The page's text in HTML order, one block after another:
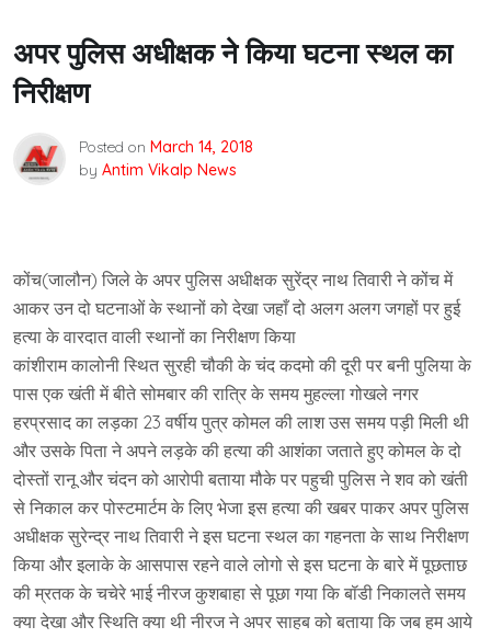
अपर पुलिस अधीक्षक ने किया घटना स्थल का
निरीक्षण
Posted on March 14, 2018
by Antim Vikalp News
कोंच(जालौन) जिले के अपर पुलिस अधीक्षक सुरेंद्र नाथ तिवारी ने कोंच में
आकर उन दो घटनाओं के स्थानों को देखा जहाँ दो अलग अलग जगहों पर हुई
हत्या के वारदात वाली स्थानों का निरीक्षण किया
कांशीराम कालोनी स्थित सुरही चौकी के चंद कदमो की दूरी पर बनी पुलिया के
पास एक खंती में बीते सोमबार की रात्रि के समय मुहल्ला गोखले नगर
हरप्रसाद का लड़का 23 वर्षीय पुत्र कोमल की लाश उस समय पड़ी मिली थी
और उसके पिता ने अपने लड़के की हत्या की आशंका जताते हुए कोमल के दो
दोस्तों रानू और चंदन को आरोपी बताया मौके पर पहुची पुलिस ने शव को खंती
से निकाल कर पोस्टमार्टम के लिए भेजा इस हत्या की खबर पाकर अपर पुलिस
अधीक्षक सुरेन्द्र नाथ तिवारी ने इस घटना स्थल का गहनता के साथ निरीक्षण
किया और इलाके के आसपास रहने वाले लोगो से इस घटना के बारे में पूछताछ
की म्रतक के चचेरे भाई नीरज कुशबाहा से पूछा गया कि बॉडी निकालते समय
क्या देखा और स्थिति क्या थी नीरज ने अपर साहब को बताया कि जब हम आये